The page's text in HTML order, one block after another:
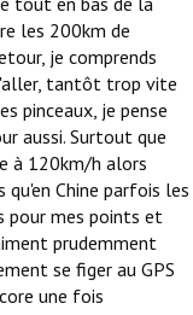
les 200km de
je comprends
tantôt trop vite
pinceaux, je pense
aussi. Surtout que
à 120km/h alors
Chine parfois les
pour mes points et
prudemment
se figer au GPS
une fois